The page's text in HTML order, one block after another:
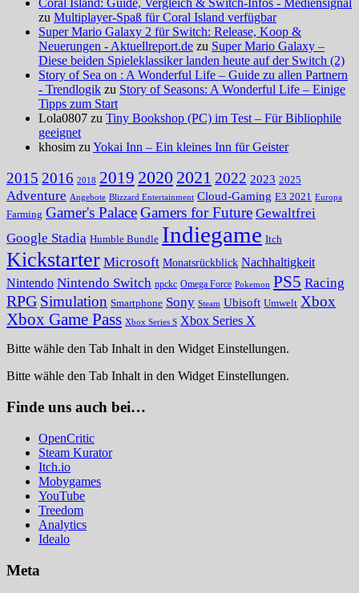
Coral Island: Guide, Vergleich & Switch-Infos - Mediensignal
zu Multiplayer-Spaß für Coral Island verfügbar
Super Mario Galaxy 2 für Switch: Release, Koop &
Neuerungen - Aktuellreport.de zu Super Mario Galaxy –
Diese beiden Spieleklassiker landen heute auf der Switch (2)
Story of Sea on : A Wonderful Life – Guide zu allen Partnern
- Trendlogik zu Story of Seasons: A Wonderful Life – Einige
Tipps zum Start
Lola0807 zu Tiny Bookshop (PC) im Test – Für Bibliophile
geeignet
khosim zuYokai Inn – Ein kleines Inn für Geister
2015 2016 2018 2019 2020 2021 2022 2023 2025
Adventure Angebote Blizzard Entertainment Cloud-Gaming E3 2021 Europa
Farming Gamer's PalaceGamers for Future Gewaltfrei
Google Stadia Humble Bundle Indiegame Itch
Kickstarter Microsoft Monatsrückblick Nachhaltigkeit
Nintendo Nintendo Switch npckc Omega Force Pokemon PS5 Racing
RPG Simulation Smartphone Sony Steam Ubisoft Umwelt Xbox
Xbox Game Pass Xbox Series S Xbox Series X
Bitte wähle den Tab Inhalt in den Widget Einstellungen.
Bitte wähle den Tab Inhalt in den Widget Einstellungen.
Finde uns auch bei…
OpenCritic
Steam Kurator
Itch.io
Mobygames
YouTube
Treedom
Analytics
Idealo
Meta